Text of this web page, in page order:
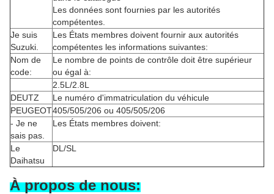
Les données sont fournies par les autorités
compétentes.
Je suis
Suzuki.
Les États membres doivent fournir aux autorités
compétentes les informations suivantes:
Nom de
code:
Le nombre de points de contrôle doit être supérieur
ou égal à:
2.5L/2.8L
DEUTZ
Le numéro d'immatriculation du véhicule
PEUGEOT405/505/206 ou 405/505/206
- Je ne
sais pas.
Les États membres doivent:
Le
Daihatsu
DL/SL
À propos de nous: